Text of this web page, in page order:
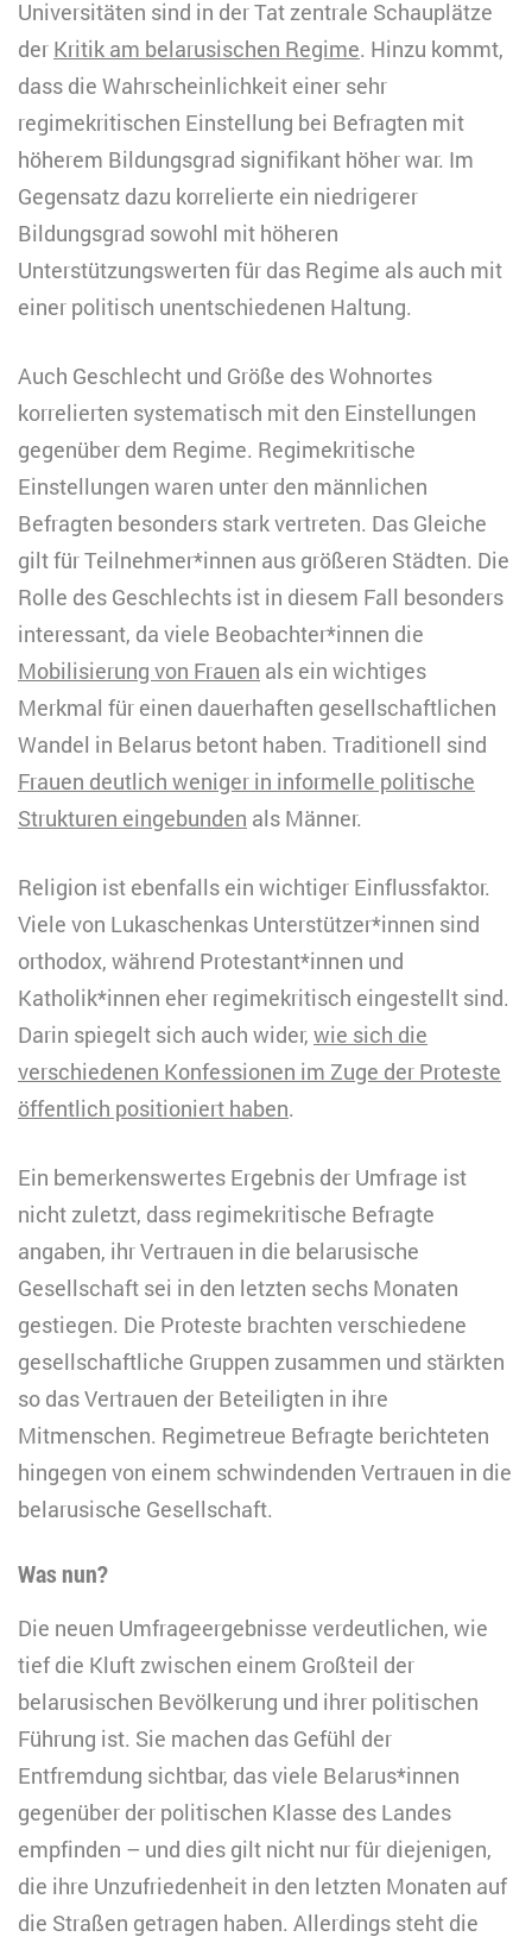
Universitäten sind in der Tat zentrale Schauplätze
der Kritik am belarusischen Regime. Hinzu kommt,
dass die Wahrscheinlichkeit einer sehr
regimekritischen Einstellung bei Befragten mit
höherem Bildungsgrad signifikant höher war. Im
Gegensatz dazu korrelierte ein niedrigerer
Bildungsgrad sowohl mit höheren
Unterstützungswerten für das Regime als auch mit
einer politisch unentschiedenen Haltung.
Auch Geschlecht und Größe des Wohnortes
korrelierten systematisch mit den Einstellungen
gegenüber dem Regime. Regimekritische
Einstellungen waren unter den männlichen
Befragten besonders stark vertreten. Das Gleiche
gilt für Teilnehmer*innen aus größeren Städten. Die
Rolle des Geschlechts ist in diesem Fall besonders
interessant, da viele Beobachter*innen die
Mobilisierung von Frauen als ein wichtiges
Merkmal für einen dauerhaften gesellschaftlichen
Wandel in Belarus betont haben. Traditionell sind
Frauen deutlich weniger in informelle politische
Strukturen eingebunden als Männer.
Religion ist ebenfalls ein wichtiger Einflussfaktor.
Viele von Lukaschenkas Unterstützer*innen sind
orthodox, während Protestant*innen und
Katholik*innen eher regimekritisch eingestellt sind.
Darin spiegelt sich auch wider, wie sich die
verschiedenen Konfessionen im Zuge der Proteste
öffentlich positioniert haben.
Ein bemerkenswertes Ergebnis der Umfrage ist
nicht zuletzt, dass regimekritische Befragte
angaben, ihr Vertrauen in die belarusische
Gesellschaft sei in den letzten sechs Monaten
gestiegen. Die Proteste brachten verschiedene
gesellschaftliche Gruppen zusammen und stärkten
so das Vertrauen der Beteiligten in ihre
Mitmenschen. Regimetreue Befragte berichteten
hingegen von einem schwindenden Vertrauen in die
belarusische Gesellschaft.
Was nun?
Die neuen Umfrageergebnisse verdeutlichen, wie
tief die Kluft zwischen einem Großteil der
belarusischen Bevölkerung und ihrer politischen
Führung ist. Sie machen das Gefühl der
Entfremdung sichtbar, das viele Belarus*innen
gegenüber der politischen Klasse des Landes
empfinden – und dies gilt nicht nur für diejenigen,
die ihre Unzufriedenheit in den letzten Monaten auf
die Straßen getragen haben. Allerdings steht die